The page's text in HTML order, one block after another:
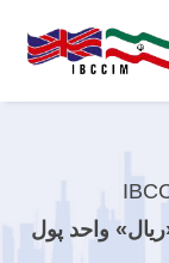
واحد پول